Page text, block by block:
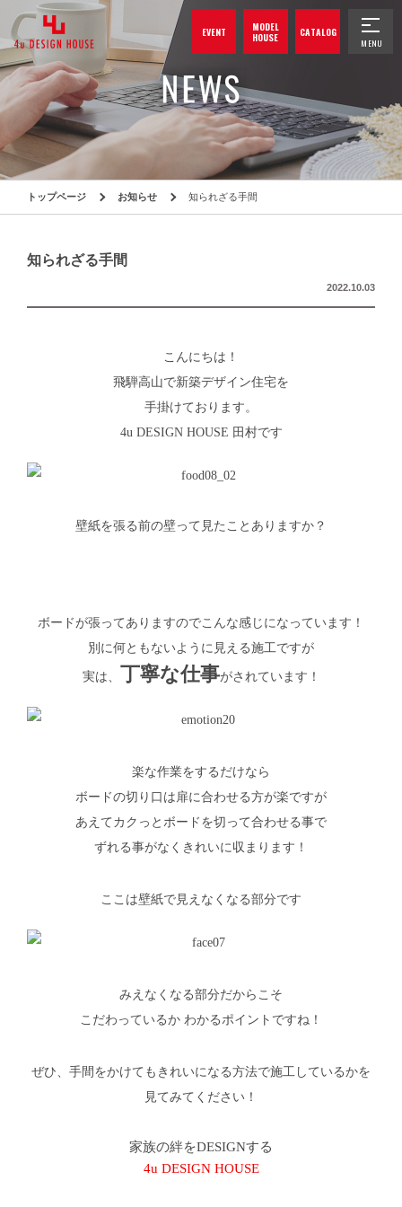
EVENT
MODEL
HOUSE
CATALOG
トップページ お知らせ 知られざる手間
知られざる手間
2022.10.03
こんにちは！
飛騨高山で新築デザイン住宅を
手掛けております。
4u DESIGN HOUSE 田村です
壁紙を張る前の壁って見たことありますか？
ボードが張ってありますのでこんな感じになっています！
別に何ともないように見える施工ですが
実は、 丁寧な仕事がされています！
楽な作業をするだけなら
ボードの切り口は扉に合わせる方が楽ですが
あえてカクっとボードを切って合わせる事で
ずれる事がなくきれいに収まります！
ここは壁紙で見えなくなる部分です
みえなくなる部分だからこそ
こだわっているか わかるポイントですね！
ぜひ、手間をかけてもきれいになる方法で施工しているかを
見てみてください！
家族の絆をDESIGNする
4u DESIGN HOUSE